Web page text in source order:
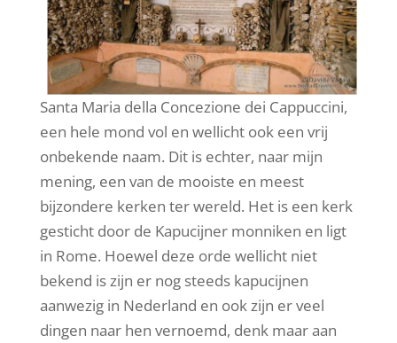
Santa Maria della Concezione dei Cappuccini,
een hele mond vol en wellicht ook een vrij
onbekende naam. Dit is echter, naar mijn
mening, een van de mooiste en meest
bijzondere kerken ter wereld. Het is een kerk
gesticht door de Kapucijner monniken en ligt
in Rome. Hoewel deze orde wellicht niet
bekend is zijn er nog steeds kapucijnen
aanwezig in Nederland en ook zijn er veel
dingen naar hen vernoemd, denk maar aan